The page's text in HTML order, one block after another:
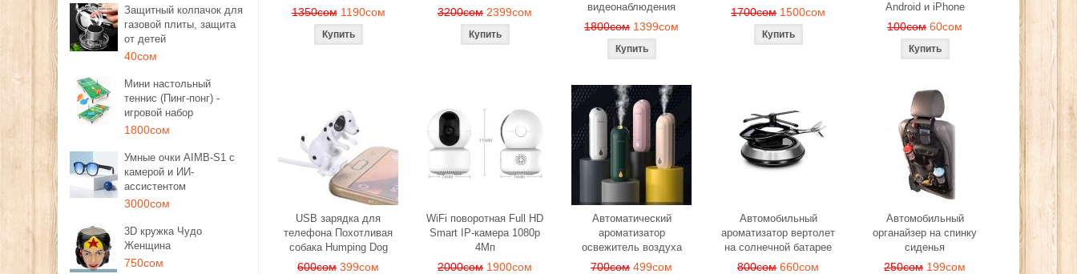
Защитный колпачок для
газовой плиты, защита
от детей
40сом
Мини настольный
теннис (Пинг-понг) -
игровой набор
1800сом
Умные очки AIMB-S1 с
камерой и ИИ-
ассистентом
3000сом
3D кружка Чудо
Женщина
750сом
1350сом 1190сом 3200сом 2399сом
видеонаблюдения
1800сом 1399сом
1700сом 1500сом
Android и iPhone
100сом 60сом
USB зарядка для
телефона Похотливая
собака Humping Dog
600сом 399сом
WiFi поворотная Full HD
Smart IP-камера 1080p
4Мп
2000сом 1900сом
Автоматический
ароматизатор
освежитель воздуха
700сом 499сом
Автомобильный
ароматизатор вертолет
на солнечной батарее
800сом 660сом
Автомобильный
органайзер на спинку
сиденья
250сом 199сом